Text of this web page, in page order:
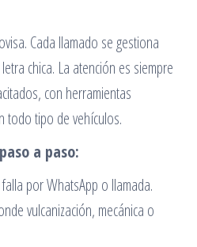
Cada llamado se gestiona
chica. La atención es siempre
con herramientas
todo tipo de vehículos.
a paso:
por WhatsApp o llamada.
vulcanización, mecánica o